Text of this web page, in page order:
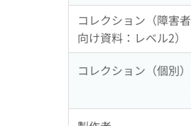
コレクション（障害者
向け資料：レベル2）
コレクション（個別）